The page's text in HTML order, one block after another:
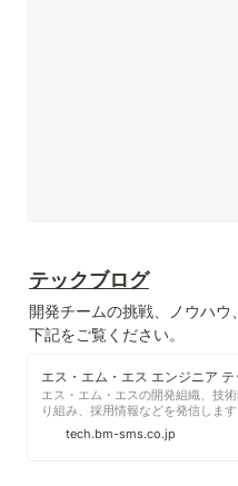
テックブログ
開発チームの挑戦、ノウハ
下記をご覧ください。
エス・エム・エスの開発組織、技
り組み、採用情報などを発信します
tech.bm-sms.co.jp